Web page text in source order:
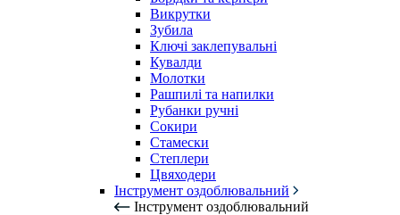
Викрутки
Зубила
Ключі заклепувальні
Кувалди
Молотки
Рашпилі та напилки
Рубанки ручні
Сокири
Стамески
Степлери
Цвяходери
Інструмент оздоблювальний
Інструмент оздоблювальний